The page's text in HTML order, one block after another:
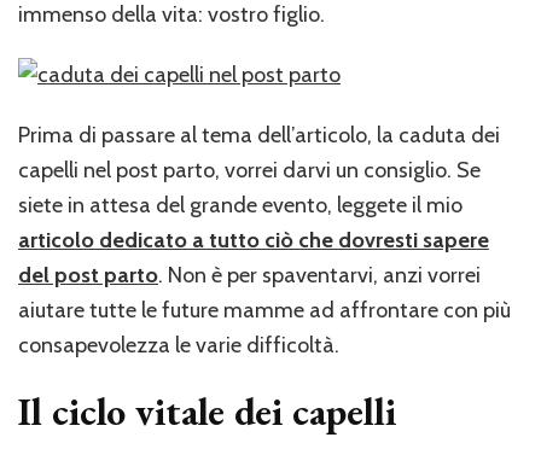
immenso della vita: vostro figlio.
Prima di passare al tema dell’articolo, la caduta dei
capelli nel post parto, vorrei darvi un consiglio. Se
siete in attesa del grande evento, leggete il mio
articolo dedicato a tutto ciò che dovresti sapere
del post parto. Non è per spaventarvi, anzi vorrei
aiutare tutte le future mamme ad affrontare con più
consapevolezza le varie difficoltà.
Il ciclo vitale dei capelli